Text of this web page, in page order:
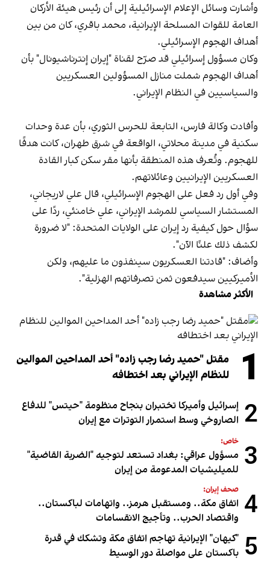
وأشارت وسائل الإعلام الإسرائيلية إلى أن رئيس هيئة الأركان
العامة للقوات المسلحة الإيرانية، محمد باقري، كان من بين
أهداف الهجوم الإسرائيلي.
وكان مسؤول إسرائيلي قد صرّح لقناة "إيران إنترناشيونال" بأن
أهداف الهجوم شملت منازل المسؤولين العسكريين
والسياسيين في النظام الإيراني.
وأفادت وكالة فارس، التابعة للحرس الثوري، بأن عدة وحدات
سكنية في مدينة محلاتي، الواقعة في شرق طهران، كانت هدفًا
للهجوم. وتُعرف هذه المنطقة بأنها مقر سكن كبار القادة
العسكريين الإيرانيين وعائلاتهم.
وفي أول رد فعل على الهجوم الإسرائيلي، قال علي لاريجاني،
المستشار السياسي للمرشد الإيراني، علي خامنئي، ردًا على
سؤال حول كيفية رد إيران على الولايات المتحدة: "لا ضرورة
لكشف ذلك علنًا الآن".
وأضاف: "قادتنا العسكريون سينفذون ما عليهم، ولكن
الأميركيين سيدفعون ثمن تصرفاتهم الهزلية".
الأكثر مشاهدة
1
مقتل "حميد رضا رجب زاده" أحد المداحين الموالين
للنظام الإيراني بعد اختطافه
2 إسرائيل وأميركا تختبران بنجاح منظومة "حيتس" للدفاع
الصاروخي وسط استمرار التوترات مع إيران
3 خاص:
مسؤول عراقي: بغداد تستعد لتوجيه "الضربة القاضية"
للميليشيات المدعومة من إيران
4 صحف إيران:
اتفاق مكة.. ومستقبل هرمز.. واتهامات لباكستان..
واقتصاد الحرب.. وتأجيج الانقسامات
5 "كيهان" الإيرانية تهاجم اتفاق مكة وتشكك في قدرة
باكستان على مواصلة دور الوسيط